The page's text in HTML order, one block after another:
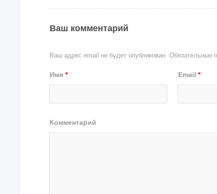
Ваш комментарий
Ваш адрес email не будет опубликован. Обязательные
Имя * Email *
Комментарий